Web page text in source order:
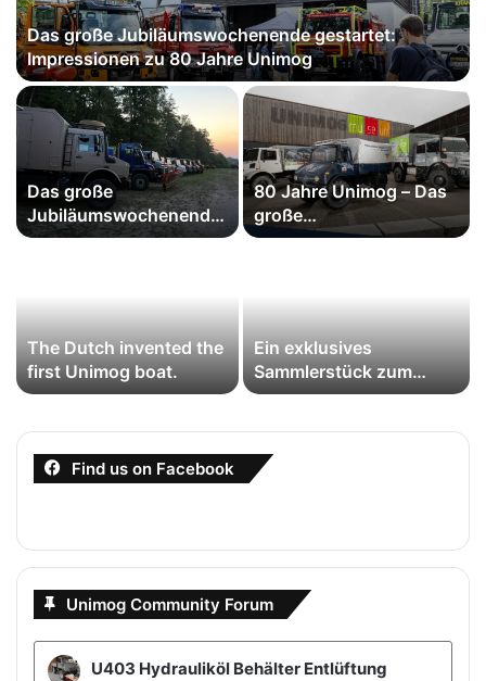
Das große Jubiläumswochenende gestartet:
Impressionen zu 80 Jahre Unimog
Das große
Jubiläumswochenende
gestartet: Erste
80 Jahre Unimog – Das
große
Jubiläumswochenende
The Dutch invented the
first Unimog boat.
Ein exklusives
Sammlerstück zum
Unimog-Jubiläum
Find us on Facebook
Unimog Community Forum
U403 Hydrauliköl Behälter Entlüftung